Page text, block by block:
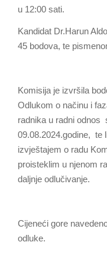
u 12:00 sati.
Kandidat Dr.Harun
45 bodova, te
Komisija je izvršila
Odlukom o načinu i
radnika u radni odnos
09.08.2024.godine, te
izvještajem o radu
proisteklim u njenom
daljnje odlučivanje.
Cijeneći gore
odluke.